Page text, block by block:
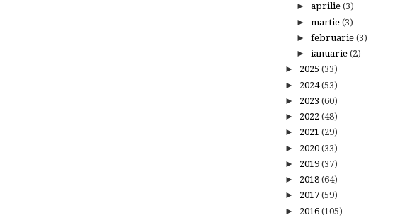
► aprilie (3)
► martie (3)
► februarie (3)
► ianuarie (2)
► 2025 (33)
► 2024(53)
► 2023 (60)
► 2022 (48)
► 2021 (29)
► 2020 (33)
► 2019 (37)
► 2018 (64)
► 2017 (59)
► 2016 (105)